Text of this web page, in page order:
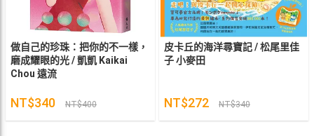
做自己的珍珠：把你的不一樣，
磨成耀眼的光 / 凱凱 Kaikai
Chou 遠流
NT$340 NT$400
皮卡丘的海洋尋寶記 / 松尾里佳
子 小麥田
NT$272 NT$340